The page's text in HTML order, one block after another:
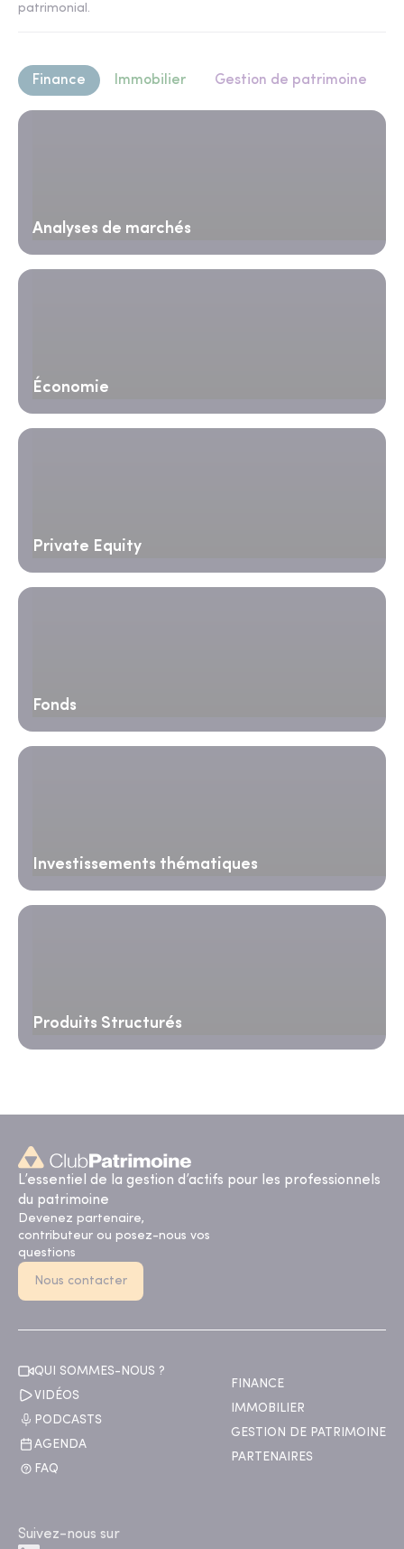
patrimonial.
Finance Immobilier Gestion de patrimoine
Analyses de marchés
Économie
Private Equity
Fonds
Investissements thématiques
Produits Structurés
L’essentiel de la gestion d’actifs pour les professionnels
du patrimoine
Devenez partenaire,
contributeur ou posez-nous vos
questions
Nous contacter
QUI SOMMES-NOUS ?
VIDÉOS
PODCASTS
AGENDA
FAQ
FINANCE
IMMOBILIER
GESTION DE PATRIMOINE
PARTENAIRES
Suivez-nous sur